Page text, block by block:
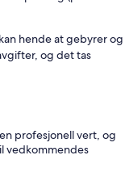
hende at gebyrer og
og det tas
profesjonell vert, og
vedkommendes